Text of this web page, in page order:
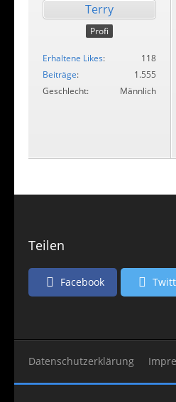
Terry
Profi
Erhaltene Likes
118
Beiträge
1.555
Geschlecht
Männlich
Teilen
Facebook
Datenschutzerklärung